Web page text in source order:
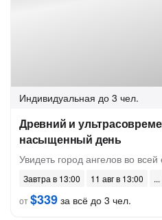
Индивидуальная до 3 чел.
Древний и
насыщенный день
Увидеть город ангелов во всей
Завтра в 13:00
11 авг в 13:00
от$339 за всё до 3 чел.